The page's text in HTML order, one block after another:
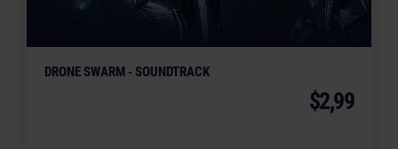
DRONE SWARM - SOUNDTRACK
$2,99